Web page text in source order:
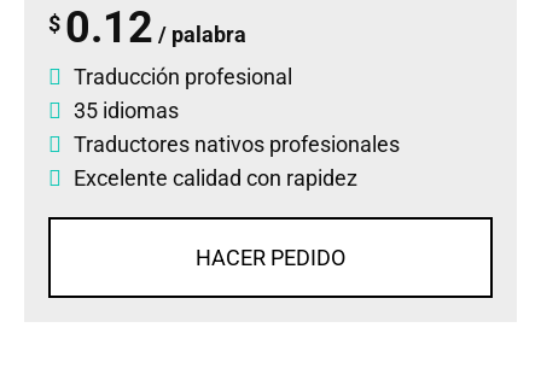
$ 0.12 / palabra
Traducción profesional
35 idiomas
Traductores nativos profesionales
Excelente calidad con rapidez
HACER PEDIDO